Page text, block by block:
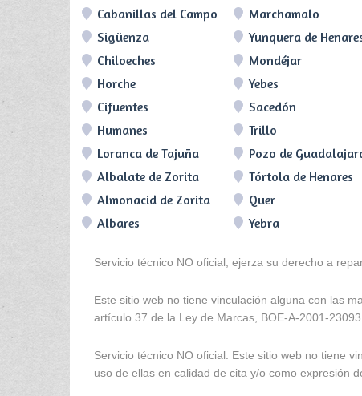
Cabanillas del Campo
Marchamalo
Sigüenza
Yunquera de
Chiloeches
Mondéjar
Horche
Yebes
Cifuentes
Sacedón
Humanes
Trillo
Loranca de Tajuña
Pozo de
Albalate de Zorita
Tórtola de Henares
Almonacid de Zorita
Quer
Albares
Yebra
Servicio técnico NO oficial, ejerza su derecho a
Este sitio web no tiene vinculación alguna con las
artículo 37 de la Ley de Marcas, BOE-A-2001-23093
Servicio técnico NO oficial. Este sitio web no tiene
uso de ellas en calidad de cita y/o como expresión